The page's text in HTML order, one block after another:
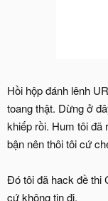
Hồi hộp đánh lênh
toang thật. Dừng ở
khiếp rồi. Hum tôi đã
bận nên thôi tôi cứ
Đó tôi đã hack đề thi
cứ không tin đi.